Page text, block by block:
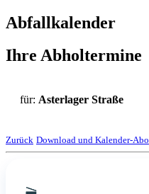
Abfallkalender
Ihre Abholtermine
für: Asterlager Straße
Zurück Download und Kalender-Abo